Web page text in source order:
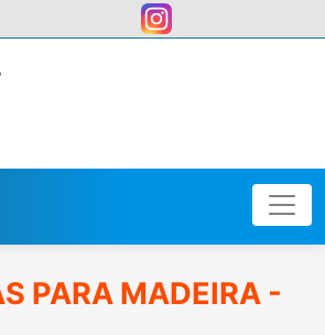
PARA MADEIRA -